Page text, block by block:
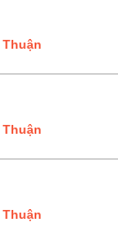
Thuận
Thuận
Thuận